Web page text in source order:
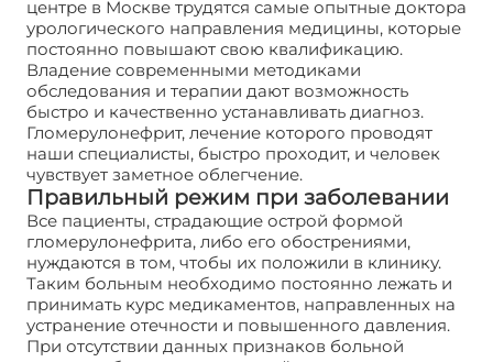
центре в Москве трудятся самые опытные доктора
урологического направления медицины, которые
постоянно повышают свою квалификацию.
Владение современными методиками
обследования и терапии дают возможность
быстро и качественно устанавливать диагноз.
Гломерулонефрит, лечение которого проводят
наши специалисты, быстро проходит, и человек
чувствует заметное облегчение.
Правильный режим при заболевании
Все пациенты, страдающие острой формой
гломерулонефрита, либо его обострениями,
нуждаются в том, чтобы их положили в клинику.
Таким больным необходимо постоянно лежать и
принимать курс медикаментов, направленных на
устранение отечности и повышенного давления.
При отсутствии данных признаков больной